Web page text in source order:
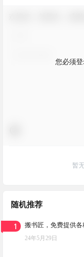
您必须
暂
随机推荐
1 搬书匠，免费提供
24年5月29日